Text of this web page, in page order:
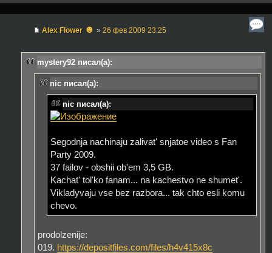
Alex Flower ☻ » 26 фев 2009 23:25
mystery92 писал(а):
nic писал(а):
nic писал(а):
Segodnja nachinaju zalivat' snjatoe video s Fan
Party 2009.
37 failov - obshii ob'em 3,5 GB.
Kachat' tol'ko fanam... na kachestvo ne shumet'.
Vikladyvaju vse bez razbora... tak chto esli komu
chevo.
prodolzenije:
019. https://depositfiles.com/files/h4v415x8c